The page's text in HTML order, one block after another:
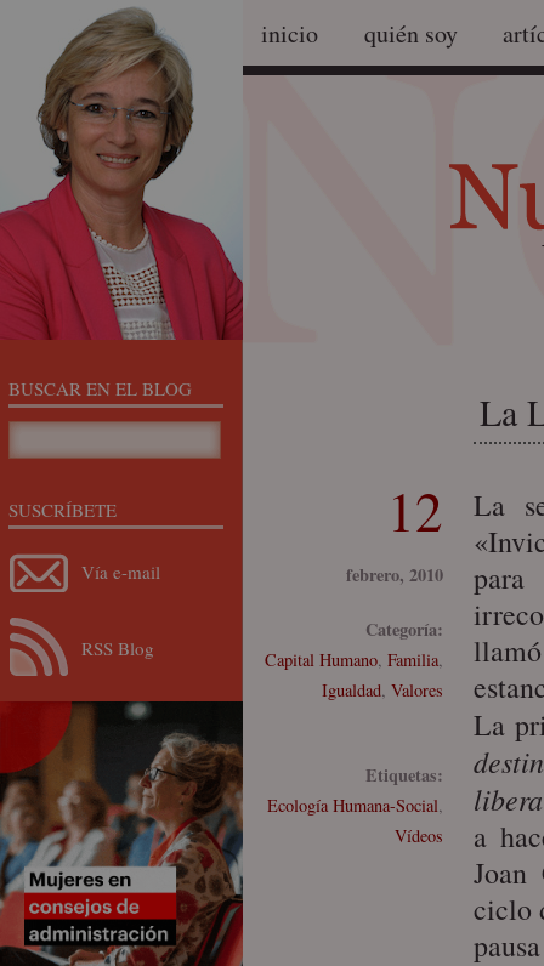
inicio quién soy
La
12
febrero, 2010
Categoría:
Capital Humano, Familia,
Igualdad, Valores
Etiquetas:
Ecología Humana-Social,
Vídeos
La
La
a
ciclo
BUSCAR EN EL BLOG
SUSCRÍBETE
Vía e-mail
RSS Blog